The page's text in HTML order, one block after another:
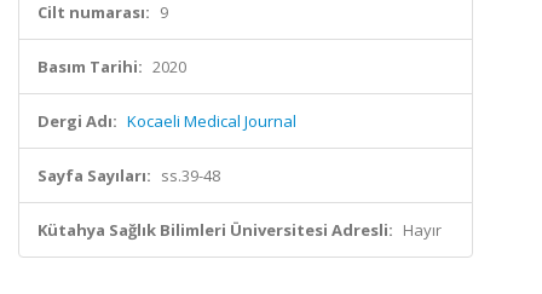
Cilt numarası: 9
Basım Tarihi: 2020
Dergi Adı: Kocaeli Medical Journal
Sayfa Sayıları: ss.39-48
Kütahya Sağlık Bilimleri Üniversitesi Adresli: Hayır